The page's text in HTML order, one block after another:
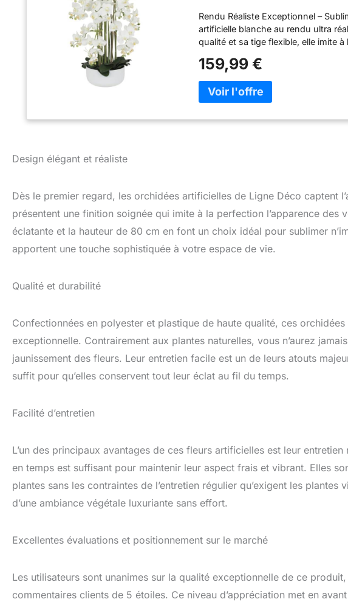
Chic
Rendu Réaliste Exceptionnel –
artificielle blanche au rendu ultra
qualité et sa tige flexible, elle imite
intérieur s'impose comme une
charme à votre décoration salon
haut de gamme et sans fausse
artificielle intérieur est livrée avec
une installation rapide et sans
parfaite pour un anniversaire ou
tombante ou à d'autres fleurs
sans entretien.
159,99 €
Design élégant et réaliste
Dès le premier regard, les orchidées artificielles de Ligne Déco captent
présentent une finition soignée qui imite à la perfection l’apparence des
éclatante et la hauteur de 80 cm en font un choix idéal pour sublimer
apportent une touche sophistiquée à votre espace de vie.
Qualité et durabilité
Confectionnées en polyester et plastique de haute qualité, ces
exceptionnelle. Contrairement aux plantes naturelles, vous n’aurez
jaunissement des fleurs. Leur entretien facile est un de leurs atouts
suffit pour qu’elles conservent tout leur éclat au fil du temps.
Facilité d’entretien
L’un des principaux avantages de ces fleurs artificielles est leur
en temps est suffisant pour maintenir leur aspect frais et vibrant. Elles
plantes sans les contraintes de l’entretien régulier qu’exigent les
d’une ambiance végétale luxuriante sans effort.
Excellentes évaluations et positionnement sur le marché
Les utilisateurs sont unanimes sur la qualité exceptionnelle de ce
commentaires clients de 5 étoiles. Ce niveau d’appréciation met en